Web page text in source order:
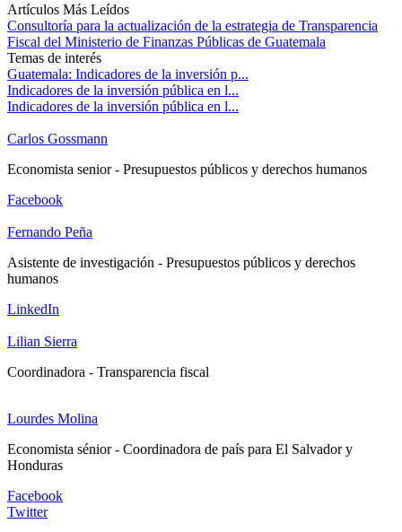
Artículos Más Leídos
Consultoría para la actualización de la estrategia de Transparencia
Fiscal del Ministerio de Finanzas Públicas de Guatemala
Temas de interés
Guatemala: Indicadores de la inversión p...
Indicadores de la inversión pública en l...
Indicadores de la inversión pública en l...
Carlos Gossmann
Economista senior - Presupuestos públicos y derechos humanos
Facebook
Fernando Peña
Asistente de investigación - Presupuestos públicos y derechos
humanos
LinkedIn
Lilian Sierra
Coordinadora - Transparencia fiscal
Lourdes Molina
Economista sénior - Coordinadora de país para El Salvador y
Honduras
Facebook
Twitter